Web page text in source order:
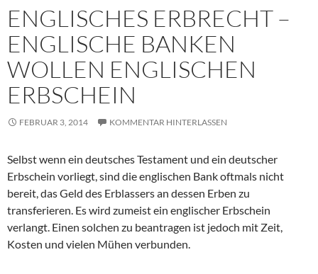
ENGLISCHES ERBRECHT –
ENGLISCHE BANKEN
WOLLEN ENGLISCHEN
ERBSCHEIN
FEBRUAR 3, 2014 KOMMENTAR HINTERLASSEN
Selbst wenn ein deutsches Testament und ein deutscher
Erbschein vorliegt, sind die englischen Bank oftmals nicht
bereit, das Geld des Erblassers an dessen Erben zu
transferieren. Es wird zumeist ein englischer Erbschein
verlangt. Einen solchen zu beantragen ist jedoch mit Zeit,
Kosten und vielen Mühen verbunden.